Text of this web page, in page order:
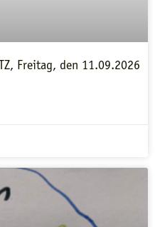
Freitag, den 11.09.2026